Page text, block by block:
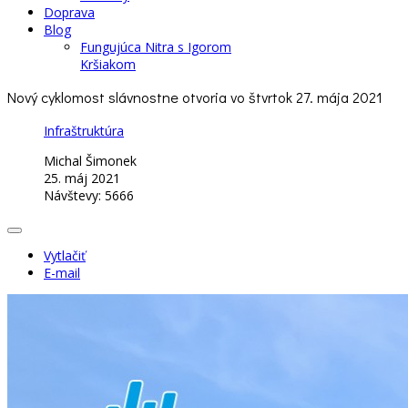
Doprava
Blog
Fungujúca Nitra s Igorom
Kršiakom
Nový cyklomost slávnostne otvoria vo štvrtok 27. mája 2021
Infraštruktúra
Michal Šimonek
25. máj 2021
Návštevy: 5666
Vytlačiť
E-mail